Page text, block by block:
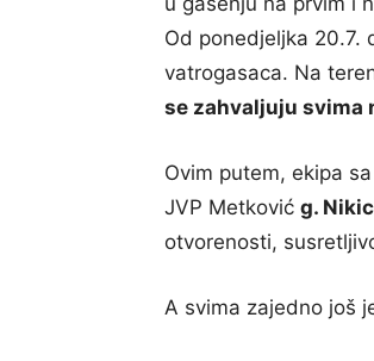
Od ponedjeljka 20.7.
vatrogasaca. Na
se zahvaljuju svima
Ovim putem, ekipa
JVP Metković g.
otvorenosti,
A svima zajedno još